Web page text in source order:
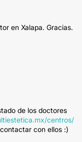
en Xalapa. Gracias.
de los doctores
centros/
con ellos :)